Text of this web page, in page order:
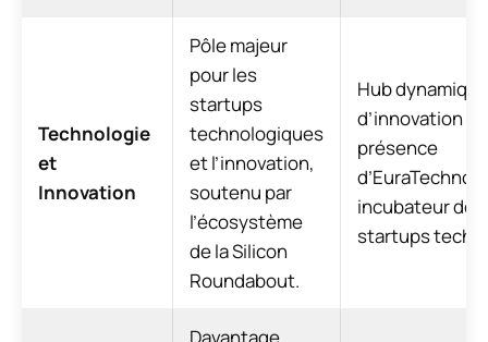
Technologie
et
Innovation
Pôle majeur
pour les
startups
technologiques
et l’innovation,
soutenu par
l’écosystème
de la Silicon
Roundabout.
Hub dynamique
d’innovation
présence
incubateur de
startups tech.